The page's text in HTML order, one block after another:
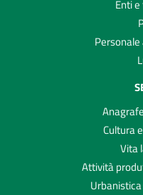
Enti
Cultura
Vita
Attività